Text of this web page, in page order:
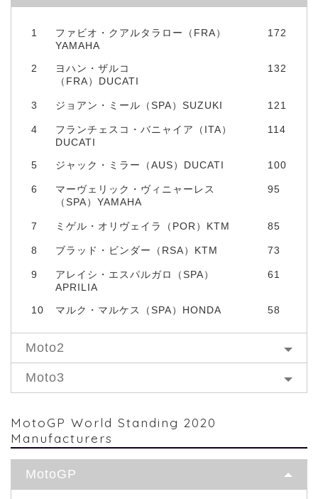
1
ファビオ・クアルタラロー（FRA）
YAMAHA
172
2
ヨハン・ザルコ
（FRA）DUCATI
132
3 ジョアン・ミール（SPA）SUZUKI 121
4
フランチェスコ・バニャイア（ITA）
DUCATI
114
5 ジャック・ミラー（AUS）DUCATI 100
6
マーヴェリック・ヴィニャーレス
（SPA）YAMAHA
95
7 ミゲル・オリヴェイラ（POR）KTM 85
8 ブラッド・ビンダー（RSA）KTM 73
9
アレイシ・エスパルガロ（SPA）
APRILIA
61
10 マルク・マルケス（SPA）HONDA 58
Moto2
Moto3
MotoGP World Standing 2020
Manufacturers
MotoGP